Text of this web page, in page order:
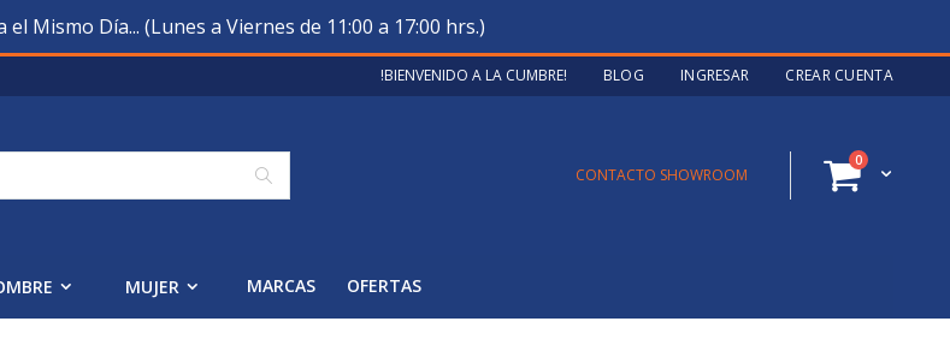
Mismo Día... (Lunes a Viernes de 11:00 a 17:00 hrs.)
!BIENVENIDO A LA CUMBRE! BLOG INGRESAR CREAR CUENTA
Cart
0artículos
CONTACTO SHOWROOM
MUJER MARCAS OFERTAS